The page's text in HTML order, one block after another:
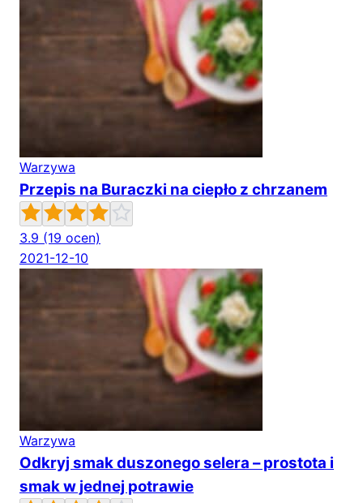
Warzywa
Przepis na Buraczki na ciepło z chrzanem
3.9 (19 ocen)
2021-12-10
Warzywa
Odkryj smak duszonego selera – prostota i
smak w jednej potrawie